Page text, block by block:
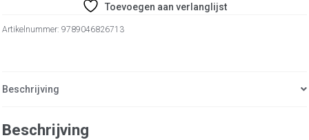
aan
Toevoegen aan verlanglijst
Artikelnummer: 9789046826713
Beschrijving
Beschrijving